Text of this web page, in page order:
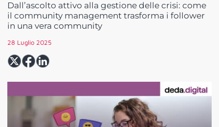
Dall’ascolto attivo alla gestione delle crisi: come
il community management trasforma i follower
in una vera community
28 Luglio 2025